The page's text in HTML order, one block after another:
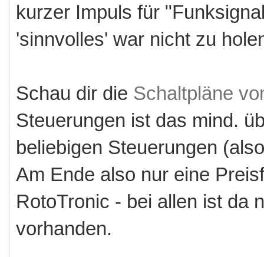
kurzer Impuls für
'sinnvolles' war nicht zu
Schau dir die Schaltpläne
Steuerungen ist das mind.
beliebigen Steuerungen
Am Ende also nur eine
RotoTronic - bei allen ist da
vorhanden.